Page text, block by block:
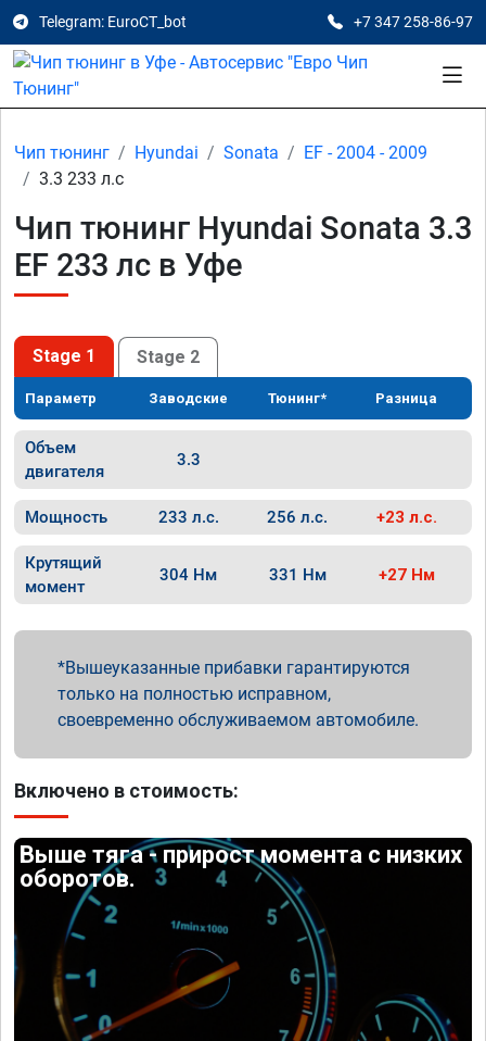
Telegram: EuroCT_bot +7 347 258-86-97
Чип тюнинг Hyundai Sonata
EF - 2004 - 2009
3.3 233 л.с
Чип тюнинг Hyundai Sonata 3.3
EF 233 лс в Уфе
Stage 1 Stage 2
Параметр Заводские Тюнинг* Разница
Объем
двигателя
3.3
Мощность 233 л.с. 256 л.с. +23 л.с.
Крутящий
момент
304 Нм 331 Нм +27 Нм
Вышеуказанные прибавки гарантируются
только на полностью исправном,
своевременно обслуживаемом автомобиле.
Включено в стоимость:
Выше тяга - прирост момента с низких
оборотов.